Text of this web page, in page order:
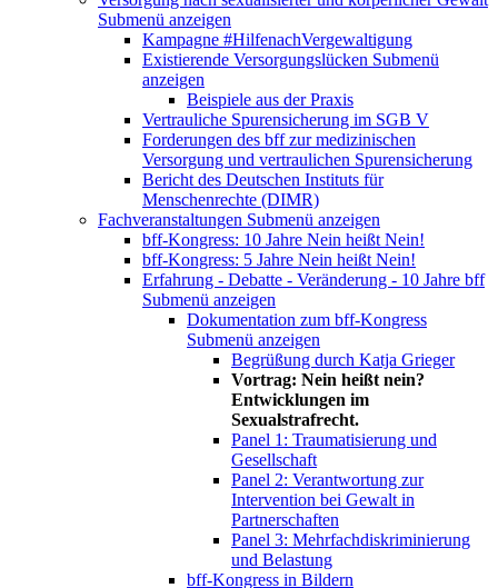
Submenü anzeigen
Kampagne #HilfenachVergewaltigung
Existierende Versorgungslücken Submenü
anzeigen
Beispiele aus der Praxis
Vertrauliche Spurensicherung im SGB V
Forderungen des bff zur medizinischen
Versorgung und vertraulichen Spurensicherung
Bericht des Deutschen Instituts für
Menschenrechte (DIMR)
Fachveranstaltungen Submenü anzeigen
bff-Kongress: 10 Jahre Nein heißt Nein!
bff-Kongress: 5 Jahre Nein heißt Nein!
Erfahrung - Debatte - Veränderung - 10 Jahre bff
Submenü anzeigen
Dokumentation zum bff-Kongress
Submenü anzeigen
Begrüßung durch Katja Grieger
Vortrag: Nein heißt nein?
Entwicklungen im
Sexualstrafrecht.
Panel 1: Traumatisierung und
Gesellschaft
Panel 2: Verantwortung zur
Intervention bei Gewalt in
Partnerschaften
Panel 3: Mehrfachdiskriminierung
und Belastung
bff-Kongress in Bildern